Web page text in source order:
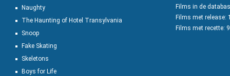
Naughty
The Haunting of Hotel Transylvania
Snoop
Fake Skating
Skeletons
Boys for Life
Films in de
Films met release:
Films met recette: